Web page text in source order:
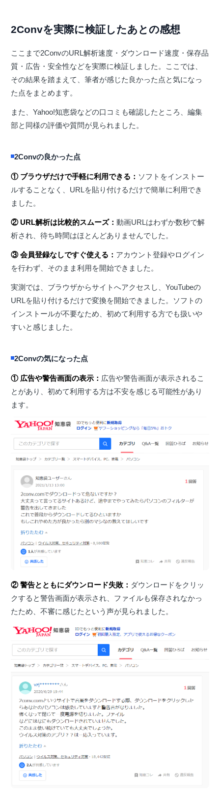
2Convを実際に検証したあとの感想
ここまで2ConvのURL解析速度・ダウンロード速度・保存品
質・広告・安全性などを実際に検証しました。ここでは、
その結果を踏まえて、筆者が感じた良かった点と気になっ
た点をまとめます。
また、Yahoo!知恵袋などの口コミも確認したところ、編集
部と同様の評価や質問が見られました。
2Convの良かった点
① ブラウザだけで手軽に利用できる： ソフトをインストー
ルすることなく、URLを貼り付けるだけで簡単に利用でき
ました。
② URL解析は比較的スムーズ：動画URLはわずか数秒で解
析され、待ち時間はほとんどありませんでした。
③ 会員登録なしですぐ使える： アカウント登録やログイン
を行わず、そのまま利用を開始できました。
実測では、ブラウザからサイトへアクセスし、YouTubeの
URLを貼り付けるだけで変換を開始できました。ソフトの
インストールが不要なため、初めて利用する方でも扱いや
すいと感じました。
2Convの気になった点
① 広告や警告画面の表示： 広告や警告画面が表示されるこ
とがあり、初めて利用する方は不安を感じる可能性があり
ます。
② 警告とともにダウンロード失敗： ダウンロードをクリッ
クすると警告画面が表示され、ファイルも保存されなかっ
たため、不審に感じたという声が見られました。